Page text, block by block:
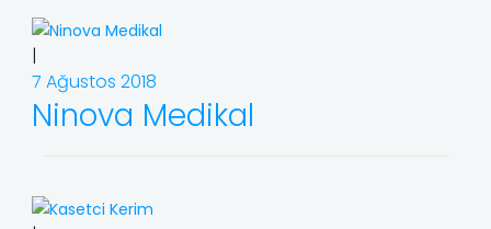
|
7 Ağustos 2018
Ninova Medikal